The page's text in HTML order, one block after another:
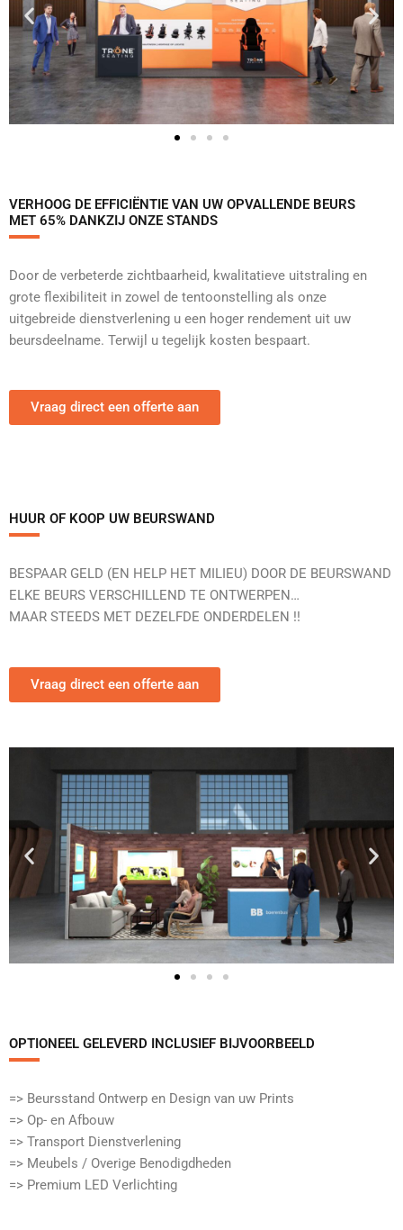
VERHOOG DE EFFICIËNTIE VAN UW OPVALLENDE BEURS
MET 65% DANKZIJ ONZE STANDS
Door de verbeterde zichtbaarheid, kwalitatieve uitstraling en
grote flexibiliteit in zowel de tentoonstelling als onze
uitgebreide dienstverlening u een hoger rendement uit uw
beursdeelname. Terwijl u tegelijk kosten bespaart.
Vraag direct een offerte aan
HUUR OF KOOP UW BEURSWAND
BESPAAR GELD (EN HELP HET MILIEU) DOOR DE BEURSWAND
ELKE BEURS VERSCHILLEND TE ONTWERPEN…
MAAR STEEDS MET DEZELFDE ONDERDELEN !!
Vraag direct een offerte aan
OPTIONEEL GELEVERD INCLUSIEF BIJVOORBEELD​
=> Beursstand Ontwerp en Design van uw Prints
=> Op- en Afbouw
=> Transport Dienstverlening
=> Meubels / Overige Benodigdheden
=> Premium LED Verlichting